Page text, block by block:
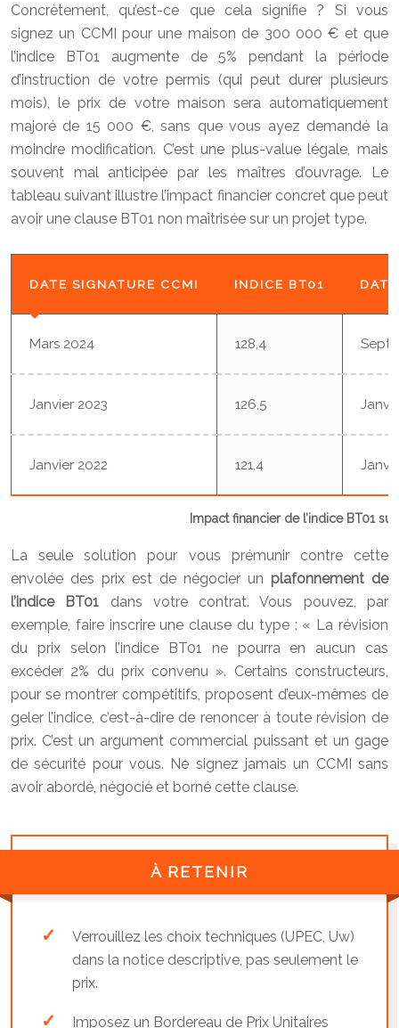
Concrètement, qu’est-ce que cela signifie ? Si vous
signez un CCMI pour une maison de 300 000 € et que
l’indice BT01 augmente de 5% pendant la période
d’instruction de votre permis (qui peut durer plusieurs
mois), le prix de votre maison sera automatiquement
majoré de 15 000 €, sans que vous ayez demandé la
moindre modification. C’est une plus-value légale, mais
souvent mal anticipée par les maîtres d’ouvrage. Le
tableau suivant illustre l’impact financier concret que peut
avoir une clause BT01 non maîtrisée sur un projet type.
Impact financier de l’indice BT01
DATE SIGNATURE CCMI INDICE BT01
Mars 2024 128,4
Janvier 2023 126,5
Janvier 2022 121,4
La seule solution pour vous prémunir contre cette
envolée des prix est de négocier un plafonnement de
l’indice BT01 dans votre contrat. Vous pouvez, par
exemple, faire inscrire une clause du type : « La révision
du prix selon l’indice BT01 ne pourra en aucun cas
excéder 2% du prix convenu ». Certains constructeurs,
pour se montrer compétitifs, proposent d’eux-mêmes de
geler l’indice, c’est-à-dire de renoncer à toute révision de
prix. C’est un argument commercial puissant et un gage
de sécurité pour vous. Ne signez jamais un CCMI sans
avoir abordé, négocié et borné cette clause.
À RETENIR
Verrouillez les choix techniques (UPEC, Uw)
dans la notice descriptive, pas seulement le
prix.
Imposez un Bordereau de Prix Unitaires